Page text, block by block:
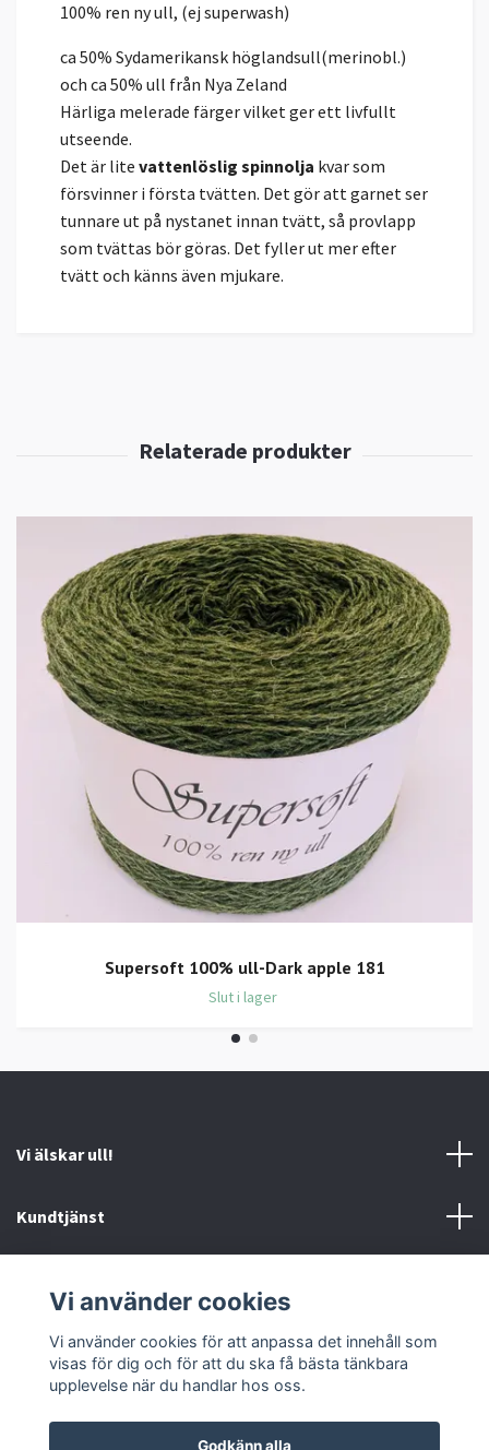
100% ren ny ull, (ej superwash)
ca 50% Sydamerikansk höglandsull(merinobl.)
och ca 50% ull från Nya Zeland
Härliga melerade färger vilket ger ett livfullt
utseende.
Det är lite vattenlöslig spinnolja kvar som
försvinner i första tvätten. Det gör att garnet ser
tunnare ut på nystanet innan tvätt, så provlapp
som tvättas bör göras. Det fyller ut mer efter
tvätt och känns även mjukare.
Supersoft 100% ull-Dark apple 181
Slut i lager
Vi älskar ull!
Kundtjänst
Sociala medier
Vi använder cookies
Vi använder cookies för att anpassa det innehåll som
visas för dig och för att du ska få bästa tänkbara
upplevelse när du handlar hos oss.
Godkänn alla